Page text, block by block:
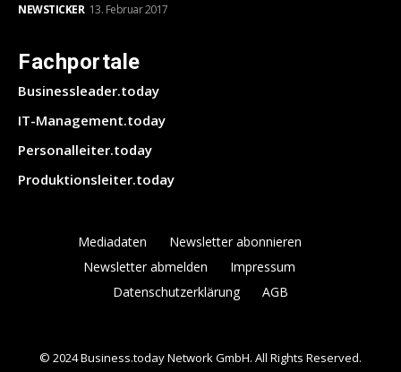
NEWSTICKER 13. Februar 2017
Fachportale
Businessleader.today
IT-Management.today
Personalleiter.today
Produktionsleiter.today
Mediadaten
Newsletter abonnieren
Newsletter abmelden
Impressum
Datenschutzerklärung
AGB
© 2024 Business.today Network GmbH. All Rights Reserved.